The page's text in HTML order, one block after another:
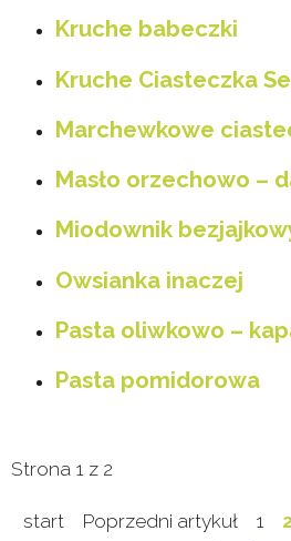
Kruche babeczki
Kruche Ciasteczka
Marchewkowe
Masło orzechowo –
Miodownik
Owsianka inaczej
Pasta oliwkowo –
Pasta pomidorowa
Strona 1 z 2
start Poprzedni artykuł 1 2